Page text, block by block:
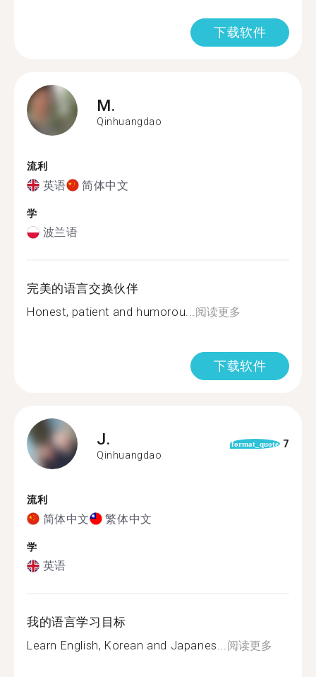
下载软件
M.
Qinhuangdao
流利
英语 简体中文
学
波兰语
完美的语言交换伙伴
Honest, patient and humorou...阅读更多
下载软件
J.
Qinhuangdao
format_quote 7
流利
简体中文 繁体中文
学
英语
我的语言学习目标
Learn English, Korean and Japanes...阅读更多